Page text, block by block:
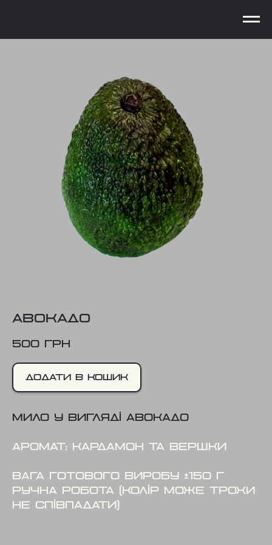
Авокадо
500 грн
додати в кошик
Мило у вигляді авокадо
Аромат: кардамон та вершки
Вага готового виробу ±150 г
Ручна робота (колір може трохи
не співпадати)